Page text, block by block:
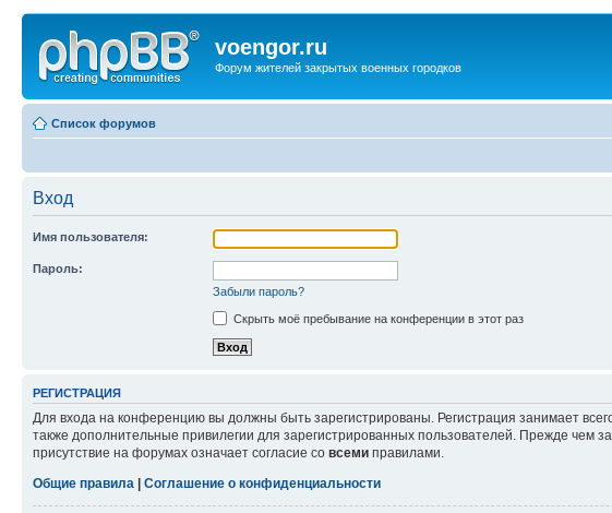
voengor.ru
Форум жителей закрытых военных городков
Список форумов
Вход
Имя пользователя:
Пароль:
Забыли пароль?
Скрыть моё пребывание на конференции в этот раз
РЕГИСТРАЦИЯ
Для входа на конференцию вы должны быть зарегистрированы. Регистрация занимает
также дополнительные привилегии для зарегистрированных пользователей. Прежде чем
присутствие на форумах означает согласие со всеми правилами.
Общие правила
Соглашение о конфиденциальности